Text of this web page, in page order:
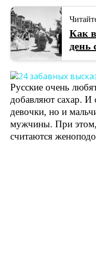
Как
день
Русские очень
добавляют сахар. И
девочки, но и
мужчины. При
считаются